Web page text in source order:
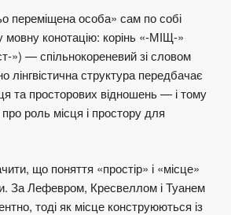
переміщена особа» сам по собі
мовну конотацію: корінь «-МІЩ-»
») — спільнокореневий зі словом
лінгвістична структура передбачає
та просторових відношень — і тому
роль місця і простору для
що поняття «простір» і «місце»
За Лефевром, Кресвеллом і Туанем
тоді як місце конструюються із